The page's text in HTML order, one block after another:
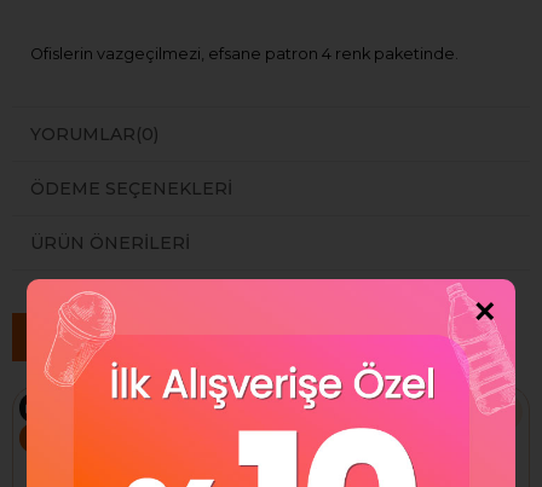
Ofislerin vazgeçilmezi, efsane patron 4 renk paketinde.
YORUMLAR(0)
ÖDEME SEÇENEKLERI
ÜRÜN ÖNERILERI
Benzer Ürünler
×